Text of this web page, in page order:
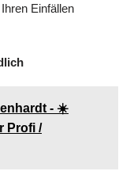
Einfällen
- ☀️
Profi /